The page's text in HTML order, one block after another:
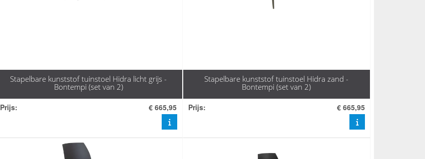
Stapelbare kunststof tuinstoel Hidra licht grijs -
Bontempi (set van 2)
Prijs: € 665,95
Stapelbare kunststof tuinstoel Hidra zand -
Bontempi (set van 2)
Prijs: € 665,95